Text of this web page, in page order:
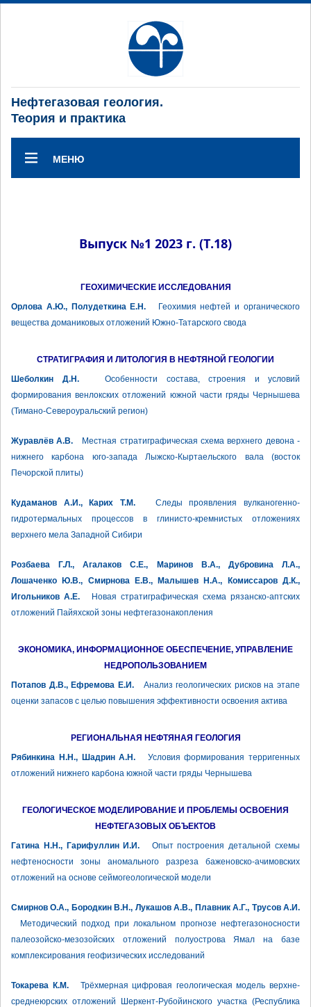
Нефтегазовая геология.
Теория и практика
МЕНЮ
Выпуск №1 2023 г. (Т.18)
ГЕОХИМИЧЕСКИЕ ИССЛЕДОВАНИЯ
Орлова А.Ю., Полудеткина Е.Н. Геохимия нефтей и органического
вещества доманиковых отложений Южно-Татарского свода
СТРАТИГРАФИЯ И ЛИТОЛОГИЯ В НЕФТЯНОЙ ГЕОЛОГИИ
Шеболкин Д.Н.Особенности состава, строения и условий
формирования венлокских отложений южной части гряды Чернышева
(Тимано-Североуральский регион)
Журавлёв А.В. Местная стратиграфическая схема верхнего девона -
нижнего карбона юго-запада Лыжско-Кыртаельского вала (восток
Печорской плиты)
Кудаманов А.И., Карих Т.М.Следы проявления вулканогенно-
гидротермальных процессов в глинисто-кремнистых отложениях
верхнего мела Западной Сибири
Розбаева Г.Л., Агалаков С.Е., Маринов В.А., Дубровина Л.А.,
Лошаченко Ю.В., Смирнова Е.В., Малышев Н.А., Комиссаров Д.К.,
Игольников А.Е.Новая стратиграфическая схема рязанско-аптских
отложений Пайяхской зоны нефтегазонакопления
ЭКОНОМИКА, ИНФОРМАЦИОННОЕ ОБЕСПЕЧЕНИЕ, УПРАВЛЕНИЕ
НЕДРОПОЛЬЗОВАНИЕМ
Потапов Д.В., Ефремова Е.И.Анализ геологических рисков на этапе
оценки запасов с целью повышения эффективности освоения актива
РЕГИОНАЛЬНАЯ НЕФТЯНАЯ ГЕОЛОГИЯ
Рябинкина Н.Н., Шадрин А.Н. Условия формирования терригенных
отложений нижнего карбона южной части гряды Чернышева
ГЕОЛОГИЧЕСКОЕ МОДЕЛИРОВАНИЕ И ПРОБЛЕМЫ ОСВОЕНИЯ
НЕФТЕГАЗОВЫХ ОБЪЕКТОВ
Гатина Н.Н., Гарифуллин И.И. Опыт построения детальной схемы
нефтеносности зоны аномального разреза баженовско-ачимовских
отложений на основе сеймогеологической модели
Смирнов О.А., Бородкин В.Н., Лукашов А.В., Плавник А.Г., Трусов А.И.
Методический подход при локальном прогнозе нефтегазоносности
палеозойско-мезозойских отложений полуострова Ямал на базе
комплексирования геофизических исследований
Токарева К.М.Трёхмерная цифровая геологическая модель верхне-
среднеюрских отложений Шеркент-Рубойинского участка (Республика